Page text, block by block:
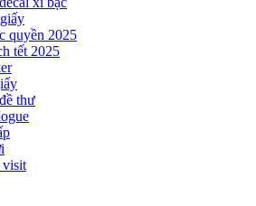
quyền 2025
tết 2025
thư
visit